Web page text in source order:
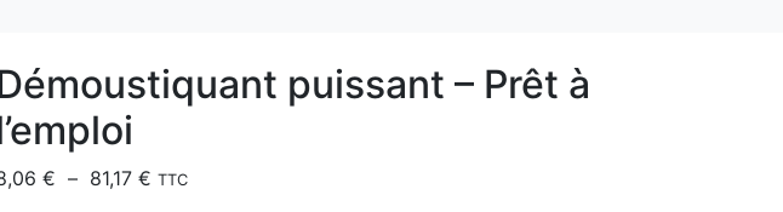
puissant – Prêt à
€ – 81,17 € TTC